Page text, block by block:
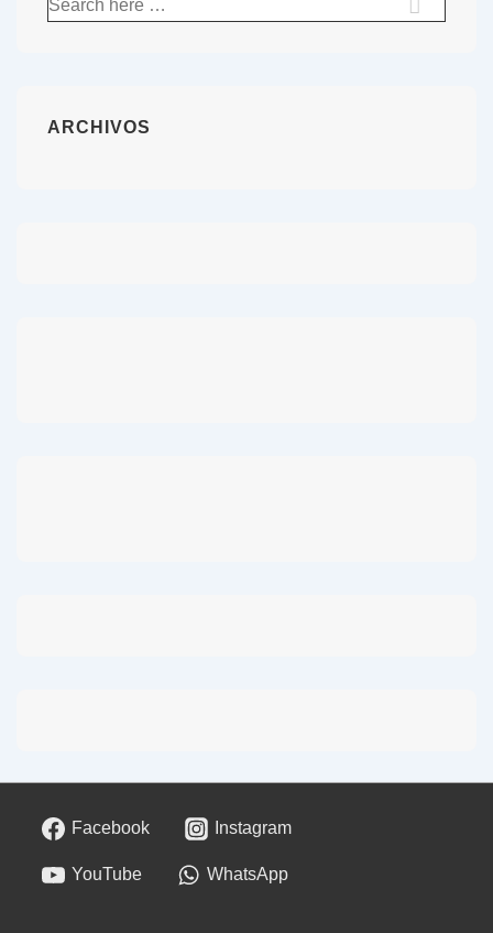
ARCHIVOS
Facebook Instagram
YouTube WhatsApp